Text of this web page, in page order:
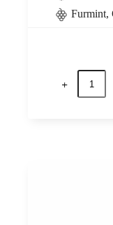
Furmint,
Sauska
Rosé
Brut